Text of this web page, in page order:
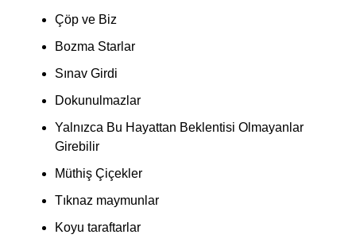
Çöp ve Biz
Bozma Starlar
Sınav Girdi
Dokunulmazlar
Yalnızca Bu Hayattan Beklentisi Olmayanlar
Girebilir
Müthiş Çiçekler
Tıknaz maymunlar
Koyu taraftarlar